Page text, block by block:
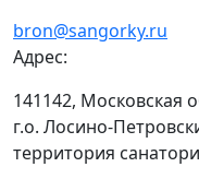
bron@sangorky.ru
Адрес:
141142, Московская
г.о. Лосино-
территория